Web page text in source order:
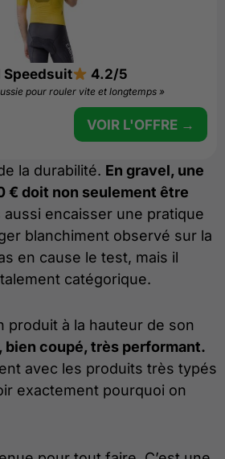
Speedsuit 4.2/5
pour rouler vite et longtemps »
VOIR L'OFFRE →
la durabilité. En gravel, une
€ doit non seulement être
aussi encaisser une pratique
blanchiment observé sur la
en cause le test, mais il
catégorique.
produit à la hauteur de son
bien coupé, très performant.
avec les produits très typés
exactement pourquoi on